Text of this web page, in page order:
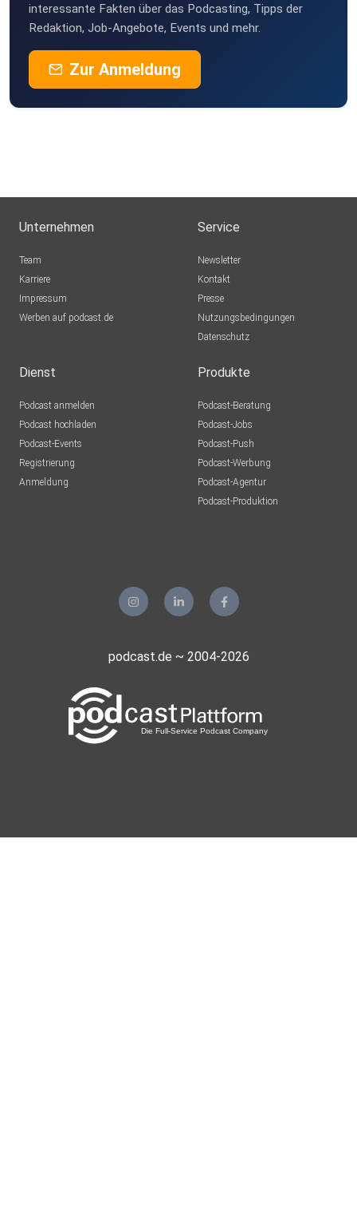
Haack1
Sami15
interessante Fakten über das Podcasting, Tipps der
Redaktion, Job-Angebote, Events und mehr.
Zur Anmeldung
Unternehmen
Team
Karriere
Impressum
Werben auf podcast.de
Service
Newsletter
Kontakt
Presse
Nutzungsbedingungen
Datenschutz
Dienst
Podcast anmelden
Podcast hochladen
Podcast-Events
Registrierung
Anmeldung
Produkte
Podcast-Beratung
Podcast-Jobs
Podcast-Push
Podcast-Werbung
Podcast-Agentur
Podcast-Produktion
podcast.de ~ 2004-2026